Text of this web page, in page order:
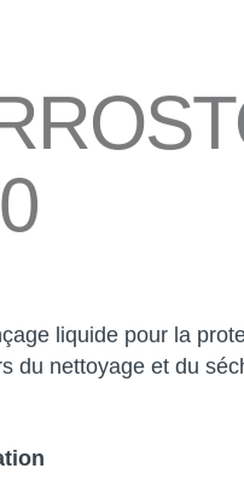
liquide pour la
du nettoyage et du